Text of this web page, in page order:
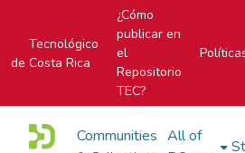
Tecnológico
de Costa Rica
¿Cómo
publicar en
el
Repositorio
TEC?
Communities All of